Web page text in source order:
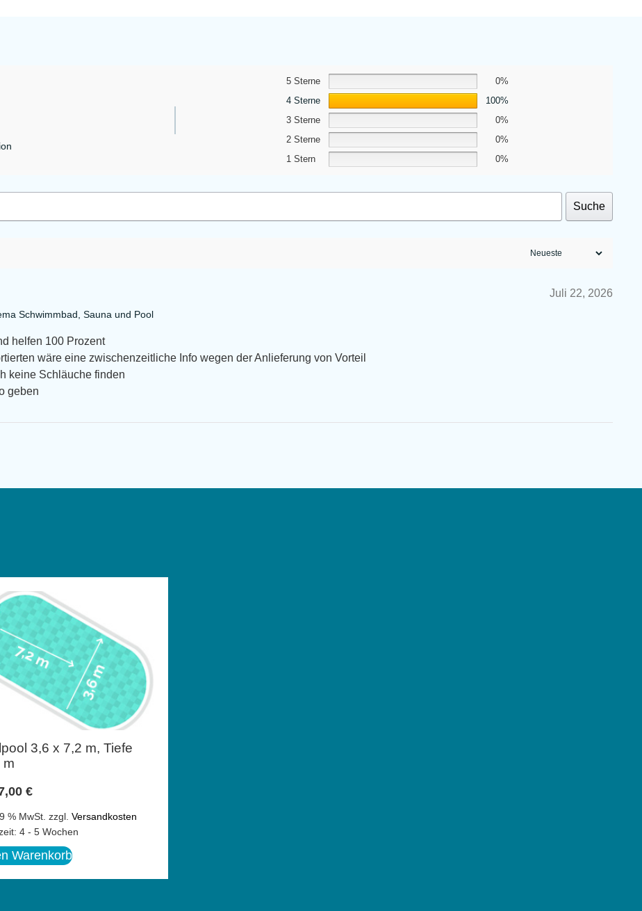
5 Sterne
0%
4 Sterne
100%
3 Sterne
0%
2 Sterne
0%
1 Stern
0%
Suche
Juli 22, 2026
Schwimmbad, Sauna und Pool
helfen 100 Prozent
wäre eine zwischenzeitliche Info wegen der Anlieferung von Vorteil
keine Schläuche finden
geben
3,6 x 7,2 m, Tiefe
m
€
% MwSt. zzgl. Versandkosten
4 - 5 Wochen
Warenkorb